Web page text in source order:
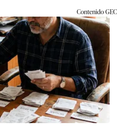
ContenidoGEC